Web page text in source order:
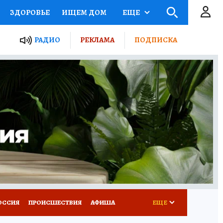
ЗДОРОВЬЕ ИЩЕМ ДОМ
ПРОЕКТЫ РОССИИ
ПУТЕВОДИТЕЛЬ
ТУРИЗМ
ПОТРЕБИТЕЛЯ ВСЕ О КП
ЕЩЕ
РАДИО РЕКЛАМА ПОДПИСКА
ПРОИСШЕСТВИЯ АФИША ЕЩЕ